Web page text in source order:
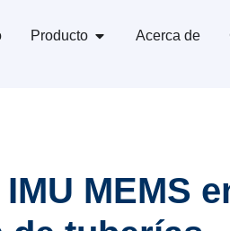
Producto Acerca de
MEMS